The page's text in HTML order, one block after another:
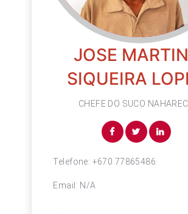
JOSE
SIQUEIRA
CHEFE DO SUCO
Telefone: +670 77865486
Email: N/A